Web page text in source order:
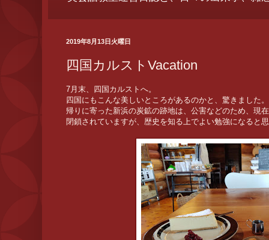
2019年8月13日火曜日
四国カルストVacation
7月末、四国カルストへ。
四国にもこんな美しいところがあるのかと、驚きました。
帰りに寄った新浜の炭鉱の跡地は、公害などのため、現
閉鎖されていますが、歴史を知る上でよい勉強になると